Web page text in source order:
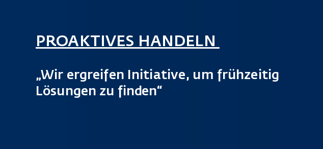
PROAKTIVES HANDELN
„Wir ergreifen Initiative, um frühzeitig
Lösungen zu finden“